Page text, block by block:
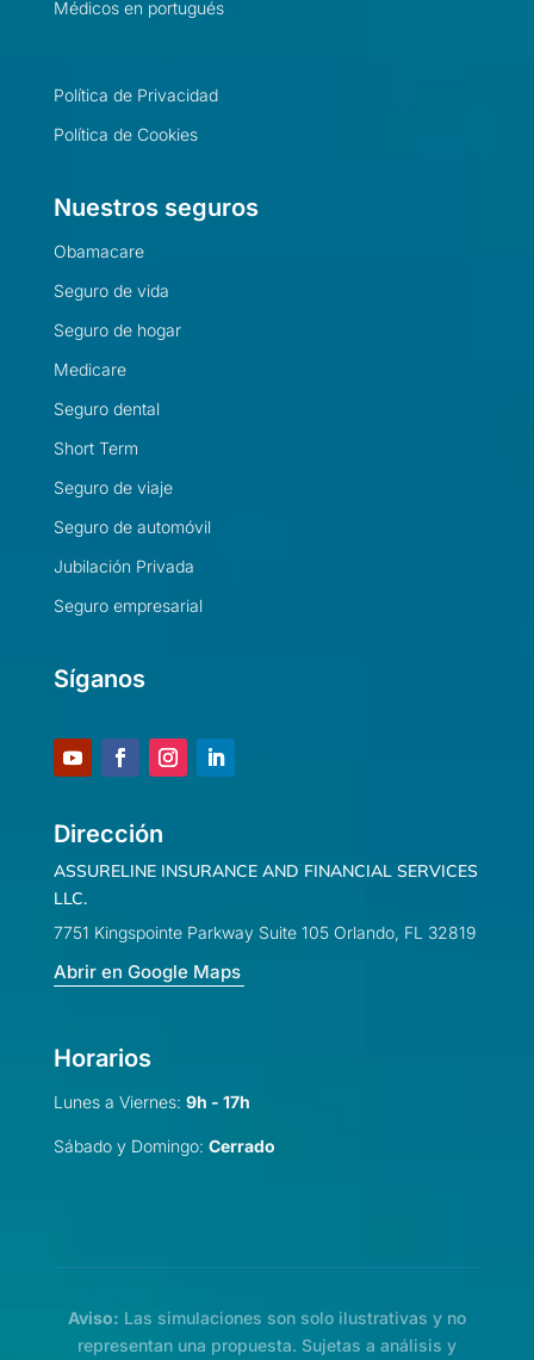
Médicos en portugués
Política de Privacidad
Política de Cookies
Nuestros seguros
Obamacare
Seguro de vida
Seguro de hogar
Medicare
Seguro dental
Short Term
Seguro de viaje
Seguro de automóvil
Jubilación Privada
Seguro empresarial
Síganos
Dirección
ASSURELINE INSURANCE AND FINANCIAL SERVICES
LLC.
7751 Kingspointe Parkway Suite 105 Orlando, FL 32819
Abrir en Google Maps
Horarios
Lunes a Viernes: 9h - 17h
Sábado y Domingo: Cerrado
Aviso: Las simulaciones son solo ilustrativas y no
representan una propuesta. Sujetas a análisis y